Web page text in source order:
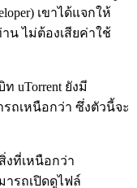
เขาได้แจกให้
น ไม่ต้องเสียค่าใช้
uTorrent ยังมี
รถเหนือกว่า ซึ่งตัวนี้จะ
งที่เหนือกว่า
รถเปิดดูไฟล์